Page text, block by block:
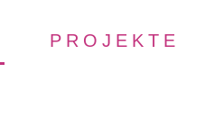
PROJEKTE